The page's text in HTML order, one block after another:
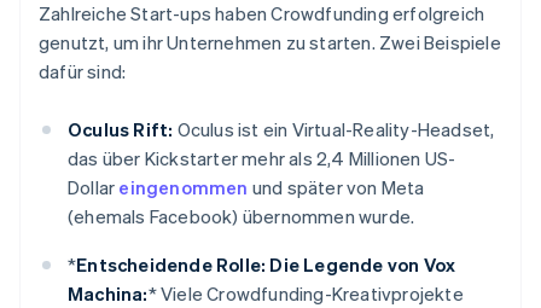
Zahlreiche Start-ups haben Crowdfunding erfolgreich
genutzt, um ihr Unternehmen zu starten. Zwei Beispiele
dafür sind:
Oculus Rift: Oculus ist ein Virtual-Reality-Headset,
das über Kickstarter mehr als 2,4 Millionen US-
Dollar eingenommen und später von Meta
(ehemals Facebook) übernommen wurde.
*Entscheidende Rolle: Die Legende von Vox
Machina:* Viele Crowdfunding-Kreativprojekte